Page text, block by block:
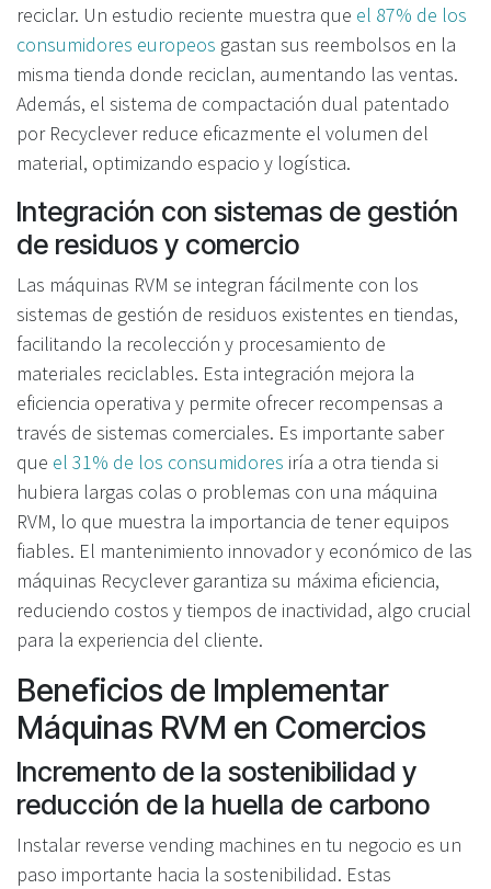
reciclar. Un estudio reciente muestra que el 87% de los
consumidores europeos gastan sus reembolsos en la
misma tienda donde reciclan, aumentando las ventas.
Además, el sistema de compactación dual patentado
por Recyclever reduce eficazmente el volumen del
material, optimizando espacio y logística.
Integración con sistemas de gestión
de residuos y comercio
Las máquinas RVM se integran fácilmente con los
sistemas de gestión de residuos existentes en tiendas,
facilitando la recolección y procesamiento de
materiales reciclables. Esta integración mejora la
eficiencia operativa y permite ofrecer recompensas a
través de sistemas comerciales. Es importante saber
que el 31% de los consumidores iría a otra tienda si
hubiera largas colas o problemas con una máquina
RVM, lo que muestra la importancia de tener equipos
fiables. El mantenimiento innovador y económico de las
máquinas Recyclever garantiza su máxima eficiencia,
reduciendo costos y tiempos de inactividad, algo crucial
para la experiencia del cliente.
Beneficios de Implementar
Máquinas RVM en Comercios
Incremento de la sostenibilidad y
reducción de la huella de carbono
Instalar reverse vending machines en tu negocio es un
paso importante hacia la sostenibilidad. Estas